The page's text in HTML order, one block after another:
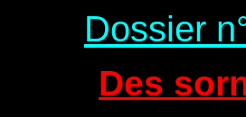
Dossier
Des